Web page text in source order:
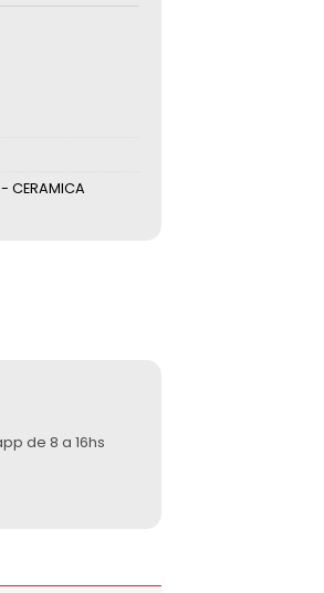
CERAMICA
de 8 a 16hs